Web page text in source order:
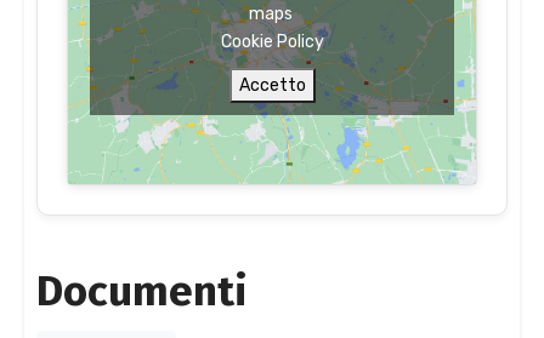
maps
Cookie Policy
Accetto
Documenti